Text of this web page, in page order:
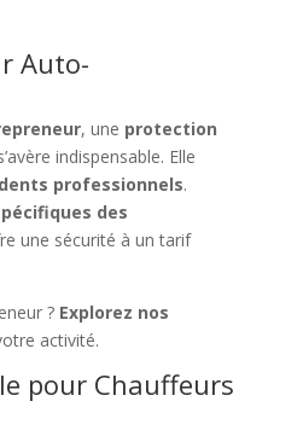
Auto-
, une protection
indispensable. Elle
professionnels.
des
une sécurité à un tarif
? Explorez nos
activité.
pour Chauffeurs